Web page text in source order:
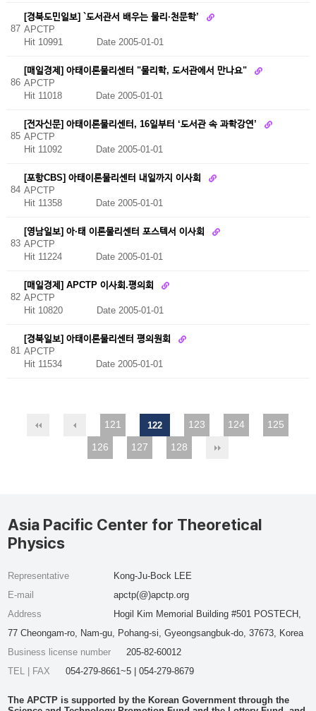
87
[경북도민일보] `도서관서 배우는 물리·천문학’
APCTP
Hit 10991
Date 2005-01-01
86
[매일경제] 아태이론물리센터 "물리학, 도서관에서 만나요"
APCTP
Hit 11018
Date 2005-01-01
85
[전자신문] 아태이론물리센터, 16일부터 ‘도서관 속 과학강연’
APCTP
Hit 11092
Date 2005-01-01
84
[포항CBS] 아태이론물리센터 내일까지 이사회
APCTP
Hit 11358
Date 2005-01-01
83
[영남일보] 아·태 이론물리센터 포스텍서 이사회
APCTP
Hit 11224
Date 2005-01-01
82
[매일경제] APCTP 이사회.평의회
APCTP
Hit 10820
Date 2005-01-01
81
[경북일보] 아태이론물리센터 평의원회
APCTP
Hit 11534
Date 2005-01-01
121 122 123 124
125
126
127 128
Asia Pacific Center for Theoretical
Physics
Representative
Kong-Ju-Bock LEE
E-mail
apctp(@)apctp.org
Address
Hogil Kim Memorial Building #501 POSTECH,
77 Cheongam-ro, Nam-gu, Pohang-si, Gyeongsangbuk-do, 37673, Korea
Business license number
205-82-60012
TEL | FAX
054-279-8661~5 | 054-279-8679
The APCTP is supported by the Korean Government through the